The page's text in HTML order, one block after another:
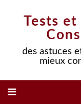
Tests et
des astuces
mieux